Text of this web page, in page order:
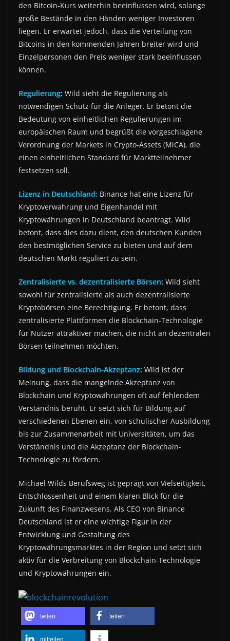
den Bitcoin-Kurs weiterhin beeinflussen wird, solange
große Bestände in den Händen weniger Investoren
liegen. Er erwartet jedoch, dass die Verteilung von
Bitcoins in den kommenden Jahren breiter wird und
Einzelpersonen den Preis weniger stark beeinflussen
können.
Regulierung: Wild sieht die Regulierung als
notwendigen Schutz für die Anleger. Er betont die
Bedeutung von einheitlichen Regulierungen im
europäischen Raum und begrüßt die vorgeschlagene
Verordnung der Markets in Crypto-Assets (MiCA), die
einen einheitlichen Standard für Marktteilnehmer
festsetzen soll.
Lizenz in Deutschland: Binance hat eine Lizenz für
Kryptoverwahrung und Eigenhandel mit
Kryptowährungen in Deutschland beantragt. Wild
betont, dass dies dazu dient, den deutschen Kunden
den bestmöglichen Service zu bieten und auf dem
deutschen Markt reguliert zu sein.
Zentralisierte vs. dezentralisierte Börsen: Wild sieht
sowohl für zentralisierte als auch dezentralisierte
Kryptobörsen eine Berechtigung. Er betont, dass
zentralisierte Plattformen die Blockchain-Technologie
für Nutzer attraktiver machen, die nicht an dezentralen
Börsen teilnehmen möchten.
Bildung und Blockchain-Akzeptanz: Wild ist der
Meinung, dass die mangelnde Akzeptanz von
Blockchain und Kryptowährungen oft auf fehlendem
Verständnis beruht. Er setzt sich für Bildung auf
verschiedenen Ebenen ein, von schulischer Ausbildung
bis zur Zusammenarbeit mit Universitäten, um das
Verständnis und die Akzeptanz der Blockchain-
Technologie zu fördern.
Michael Wilds Berufsweg ist geprägt von Vielseitigkeit,
Entschlossenheit und einem klaren Blick für die
Zukunft des Finanzwesens. Als CEO von Binance
Deutschland ist er eine wichtige Figur in der
Entwicklung und Gestaltung des
Kryptowährungsmarktes in der Region und setzt sich
aktiv für die Verbreitung von Blockchain-Technologie
und Kryptowährungen ein.
teilen teilen